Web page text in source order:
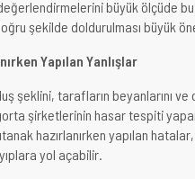
büyük ölçüde
şekilde doldurulması büyük
Yapılan Yanlışlar
şeklini, tarafların beyanlarını ve
şirketlerinin hasar tespiti
hazırlanırken yapılan
yol açabilir.